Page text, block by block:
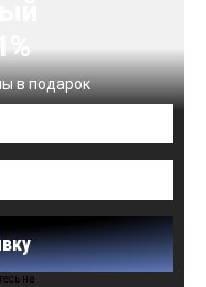
в подарок
на